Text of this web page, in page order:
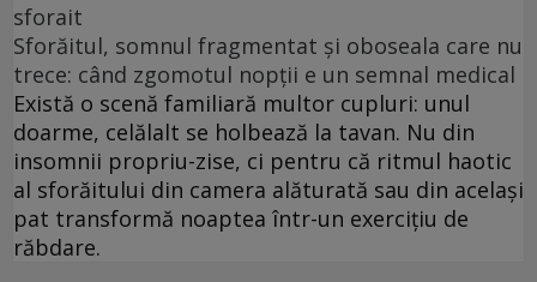
sforait
Sforăitul, somnul fragmentat și oboseala care nu
trece: când zgomotul nopții e un semnal medical
Există o scenă familiară multor cupluri: unul
doarme, celălalt se holbează la tavan. Nu din
insomnii propriu-zise, ci pentru că ritmul haotic
al sforăitului din camera alăturată sau din același
pat transformă noaptea într-un exercițiu de
răbdare.